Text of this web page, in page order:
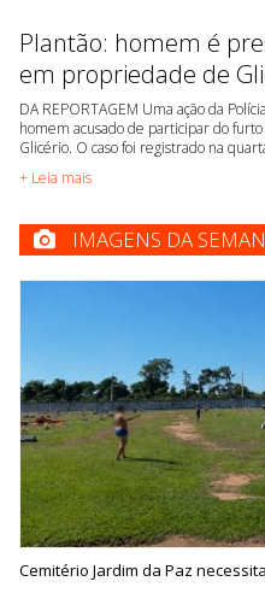
Plantão: homem é
em propriedade de
DA REPORTAGEM Uma ação da
homem acusado de participar do
Glicério. O caso foi registrado na
+ Leia mais
IMAGENS DA
Cemitério Jardim da Paz